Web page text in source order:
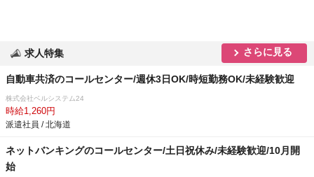
求人特集 さらに見る
自動車共済のコールセンター/週休3日OK/時短勤務OK/未経験歓迎
株式会社ベルシステム24
時給1,260円
派遣社員 / 北海道
ネットバンキングのコールセンター/土日祝休み/未経験歓迎/10月開
始